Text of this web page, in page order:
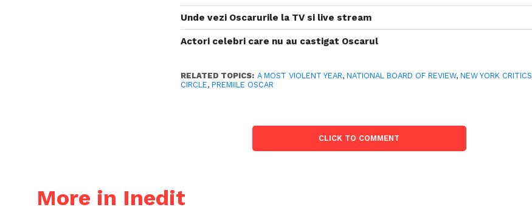
Unde vezi Oscarurile la TV si live stream
Actori celebri care nu au castigat Oscarul
RELATED TOPICS: A MOST VIOLENT YEAR,NATIONAL BOARD OF REVIEW,NEW YORK CRITICS
CIRCLE,PREMIILE OSCAR
CLICK TO COMMENT
More in Inedit